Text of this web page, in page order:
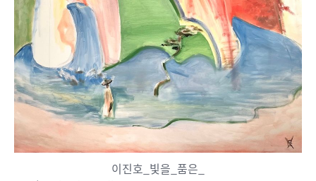
이진호_빛을_품은_